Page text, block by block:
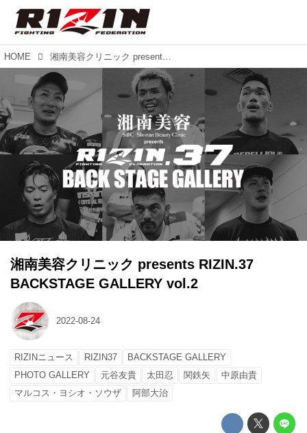
HOME 湘南美容クリニック presents RIZIN.37 BACKSTAGE GALLERY vol.2
湘南美容クリニック presents RIZIN.37
BACKSTAGE GALLERY vol.2
2022-08-24
RIZINニュース RIZIN37
BACKSTAGE GALLERY
PHOTO GALLERY
元谷友貴 太田忍 関鉄矢
中原由貴
マルコス・ヨシオ・ソウザ
阿部大治